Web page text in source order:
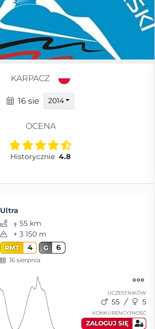
KARPACZ
16 sie 2014
OCENA
Historycznie 4.8
Ultra
⨦ 55 km
+ 3 150 m
RMT 4 G 6
16 sierpnia
UCZESTNIKÓW
55 5
KONKURENCYJNOŚĆ
ZALOGUJ SIĘ